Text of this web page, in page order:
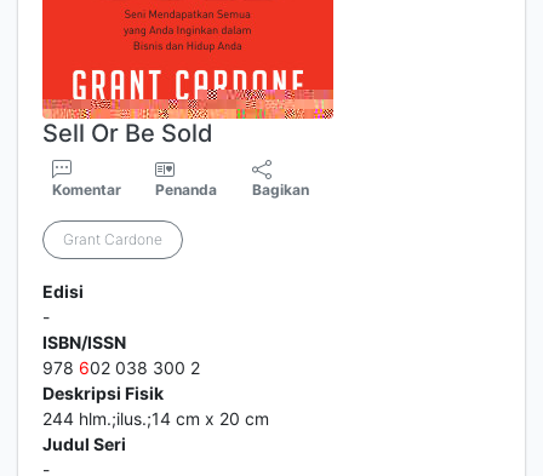
Sell Or Be Sold
Komentar Penanda Bagikan
Grant Cardone
Edisi
-
ISBN/ISSN
978 602 038 300 2
Deskripsi Fisik
244 hlm.;ilus.;14 cm x 20 cm
Judul Seri
-